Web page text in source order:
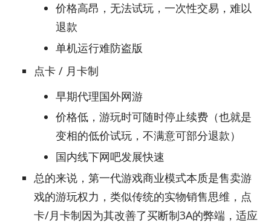
价格高昂，无法试玩，一次性交易，难以
退款
单机运行难防盗版
点卡 / 月卡制
早期代理国外网游
价格低，游玩时可随时停止续费（也就是
变相的低价试玩，不满意可部分退款）
国内线下网吧发展快速
总的来说，第一代游戏商业模式本质是售卖游
戏的游玩权力，类似传统的实物销售思维，点
卡/月卡制因为其改善了买断制3A的弊端，适应